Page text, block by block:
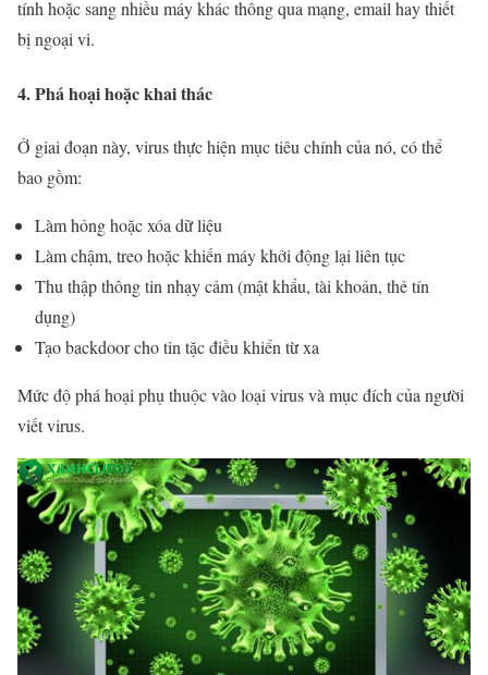
tính hoặc sang nhiều máy khác thông qua mạng, email hay thiết
bị ngoại vi.
4. Phá hoại hoặc khai thác
Ở giai đoạn này, virus thực hiện mục tiêu chính của nó, có thể
bao gồm:
Làm hỏng hoặc xóa dữ liệu
Làm chậm, treo hoặc khiến máy khởi động lại liên tục
Thu thập thông tin nhạy cảm (mật khẩu, tài khoản, thẻ tín
dụng)
Tạo backdoor cho tin tặc điều khiển từ xa
Mức độ phá hoại phụ thuộc vào loại virus và mục đích của người
viết virus.